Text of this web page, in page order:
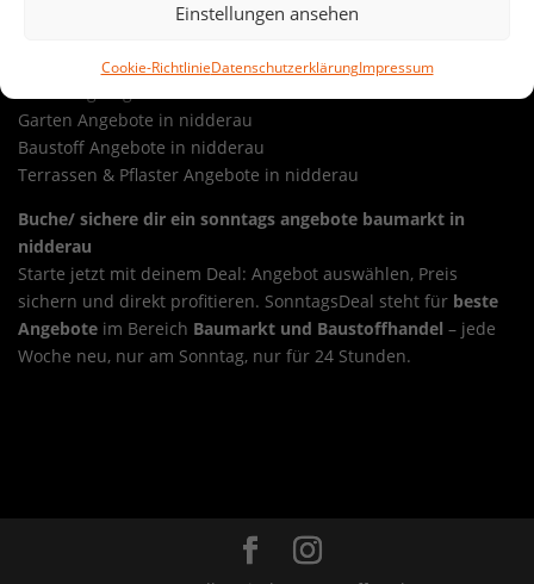
Einstellungen ansehen
Cookie-RichtlinieDatenschutzerklärungImpressum
du starke Preise, klare Auswahl und echte Sonntags-
Garten Angebote in nidderau
Baustoff Angebote in nidderau
Terrassen & Pflaster Angebote in nidderau
Buche/ sichere dir ein sonntags angebote baumarkt in
nidderau
Starte jetzt mit deinem Deal: Angebot auswählen, Preis
sichern und direkt profitieren. SonntagsDeal steht für beste
Angebote im Bereich Baumarkt und Baustoffhandel – jede
Woche neu, nur am Sonntag, nur für 24 Stunden.